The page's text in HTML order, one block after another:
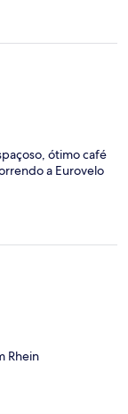
ótimo café
a Eurovelo
Rhein